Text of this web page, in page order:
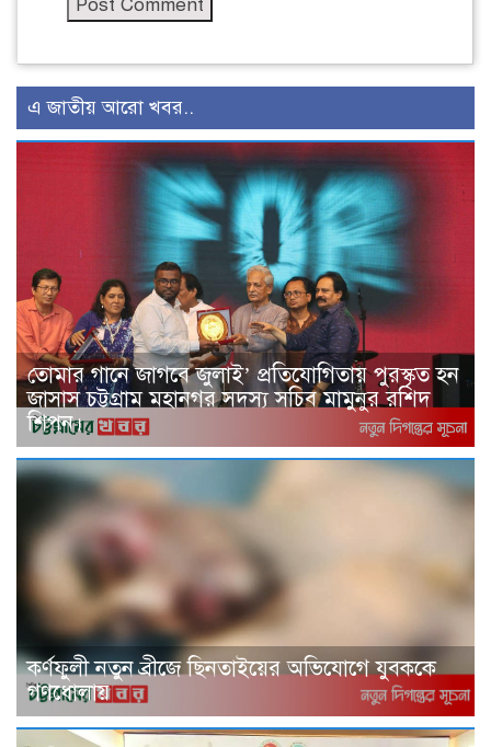
এ জাতীয় আরো খবর..
তোমার গানে জাগবে জুলাই’ প্রতিযোগিতায় পুরস্কৃত হন
জাসাস চট্টগ্রাম মহানগর সদস‌্য স‌চিব মামুনুর রশিদ
শিপন।
কর্ণফুলী নতুন ব্রীজে ছিনতাইয়ের অভিযোগে যুবককে
গণধোলায়